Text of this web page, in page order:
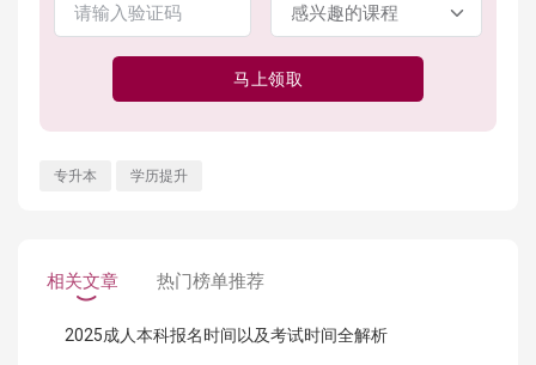
马上领取
专升本 学历提升
相关文章 热门榜单推荐
2025成人本科报名时间以及考试时间全解析